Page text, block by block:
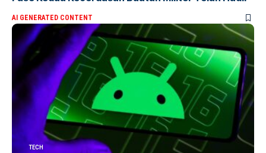
AI GENERATED CONTENT
TECH